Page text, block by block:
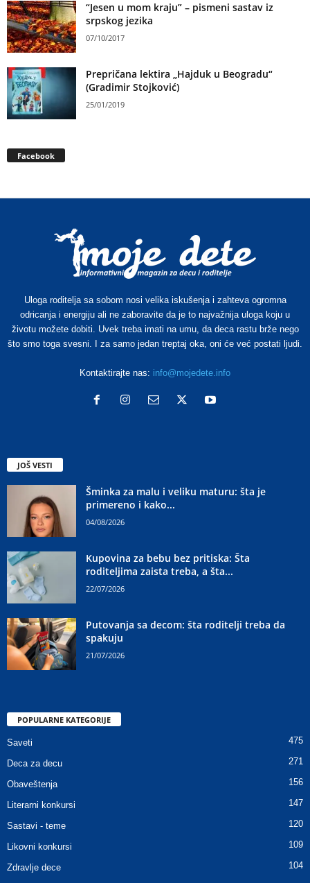
“Jesen u mom kraju” – pismeni sastav iz
srpskog jezika
07/10/2017
Prepričana lektira „Hajduk u Beogradu“
(Gradimir Stojković)
25/01/2019
Facebook
Uloga roditelja sa sobom nosi velika iskušenja i zahteva ogromna
odricanja i energiju ali ne zaboravite da je to najvažnija uloga koju u
životu možete dobiti. Uvek treba imati na umu, da deca rastu brže nego
što smo toga svesni. I za samo jedan treptaj oka, oni će već postati ljudi.
Kontaktirajte nas: info@mojedete.info
JOŠ VESTI
Šminka za malu i veliku maturu: šta je
primereno i kako...
04/08/2026
Kupovina za bebu bez pritiska: Šta
roditeljima zaista treba, a šta...
22/07/2026
Putovanja sa decom: šta roditelji treba da
spakuju
21/07/2026
POPULARNE KATEGORIJE
Saveti 475
Deca za decu 271
Obaveštenja 156
Literarni konkursi 147
Sastavi - teme 120
Likovni konkursi 109
Zdravlje dece 104